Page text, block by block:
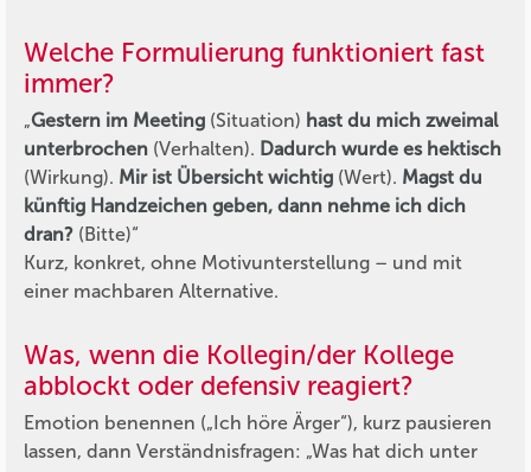
Welche Formulierung funktioniert fast
immer?
„Gestern im Meeting (Situation) hast du mich zweimal
unterbrochen (Verhalten). Dadurch wurde es hektisch
(Wirkung). Mir ist Übersicht wichtig (Wert). Magst du
künftig Handzeichen geben, dann nehme ich dich
dran? (Bitte)“
Kurz, konkret, ohne Motivunterstellung – und mit
einer machbaren Alternative.
Was, wenn die Kollegin/der Kollege
abblockt oder defensiv reagiert?
Emotion benennen („Ich höre Ärger“), kurz pausieren
lassen, dann Verständnisfragen: „Was hat dich unter